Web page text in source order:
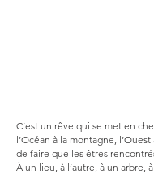
C’est un rêve qui se met en
l’Océan à la montagne, l’Ouest
de faire que les êtres
À un lieu, à l’autre, à un arbre,